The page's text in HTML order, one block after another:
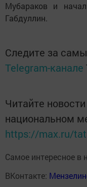
Мубараков и
Габдуллин.
Следите за
Telegram-канале
Читайте
национальном
https://max.ru/
Самое интересное в
ВКонтакте: